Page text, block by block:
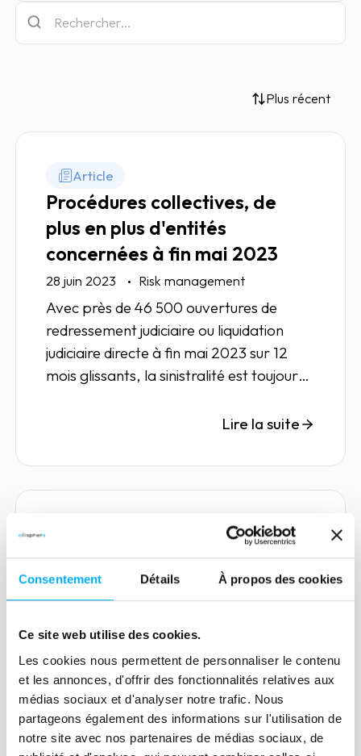
Consentement Détails À propos des cookies
Ce site web utilise des cookies.
Les cookies nous permettent de personnaliser le contenu
et les annonces, d'offrir des fonctionnalités relatives aux
médias sociaux et d'analyser notre trafic. Nous
partageons également des informations sur l'utilisation de
notre site avec nos partenaires de médias sociaux, de
Plus récent
Article
Procédures collectives, de
plus en plus d'entités
concernées à fin mai 2023
28 juin 2023 Risk management
Avec près de 46 500 ouvertures de
redressement judiciaire ou liquidation
judiciaire directe à fin mai 2023 sur 12
mois glissants, la sinistralité est toujours
métropolitaine avec +47,7 % sur un an.
Lire la suite
Procédures collectives : une
nette remontée à la fin du
27 avril 2022 Risk management
Redressements judiciaires et liquidations
judiciaires directes, procédures de
sauvegarde, découvrez notre panorama
général à fin mars 2022.